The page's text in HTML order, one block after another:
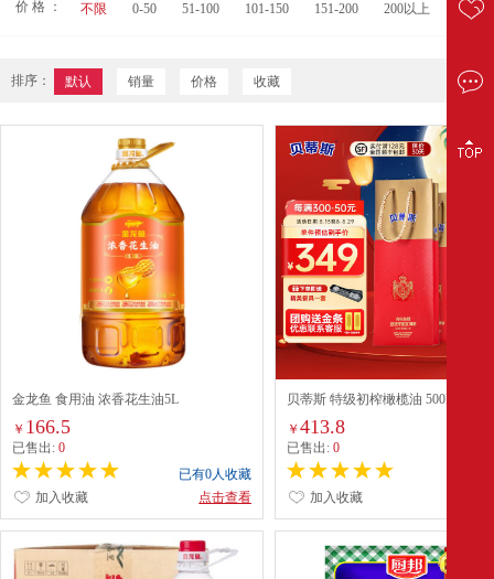
价 格 ： 不限 0-50 51-100 101-150 151-200 200以上
排序： 默认 销量 价格 收藏
金龙鱼 食用油 浓香花生油5L
￥ 166.5
已售出: 0
已有0人收藏
点击查看
加入收藏
贝蒂斯 特级初榨橄榄油 500ML*2
￥413.8
已售出:0
加入收藏